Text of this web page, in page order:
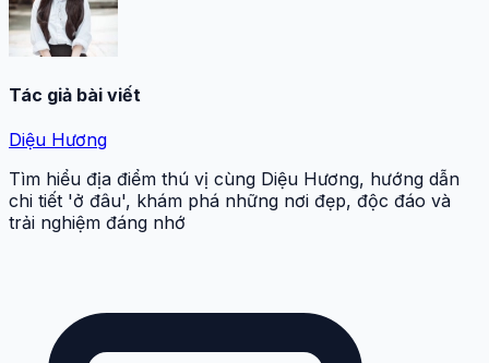
Tác giả bài viết
Diệu Hương
Tìm hiểu địa điểm thú vị cùng Diệu Hương, hướng dẫn
chi tiết 'ở đâu', khám phá những nơi đẹp, độc đáo và
trải nghiệm đáng nhớ